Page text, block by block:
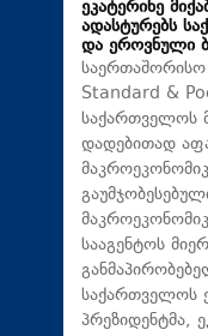
ეკატერინე
ადასტურებს
და ეროვნული
საერთაშორისო
Standard &
საქართველოს
დადებითად
სააგენტოს
საქართველოს
პრეზიდენტმა,